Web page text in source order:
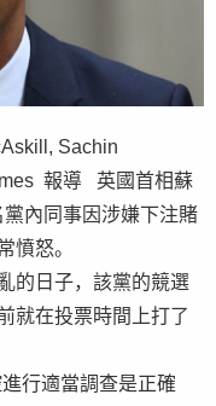
Sachin
報導 英國首相蘇
內同事因涉嫌下注賭
憤怒。
的日子，該黨的競選
就在投票時間上打了
行適當調查是正確